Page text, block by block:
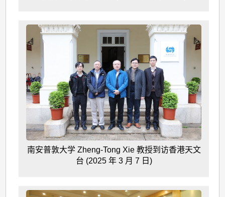
南安普敦大学 Zheng-Tong Xie 教授到访香港天文
台 (2025 年 3 月 7 日)